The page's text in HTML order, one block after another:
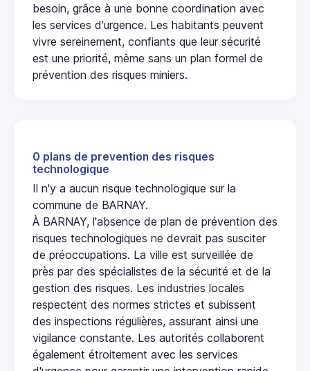
besoin, grâce à une bonne coordination avec
les services d'urgence. Les habitants peuvent
vivre sereinement, confiants que leur sécurité
est une priorité, même sans un plan formel de
prévention des risques miniers.
0 plans de prevention des risques
technologique
Il n'y a aucun risque technologique sur la
commune de BARNAY.
À BARNAY, l'absence de plan de prévention des
risques technologiques ne devrait pas susciter
de préoccupations. La ville est surveillée de
près par des spécialistes de la sécurité et de la
gestion des risques. Les industries locales
respectent des normes strictes et subissent
des inspections régulières, assurant ainsi une
vigilance constante. Les autorités collaborent
également étroitement avec les services